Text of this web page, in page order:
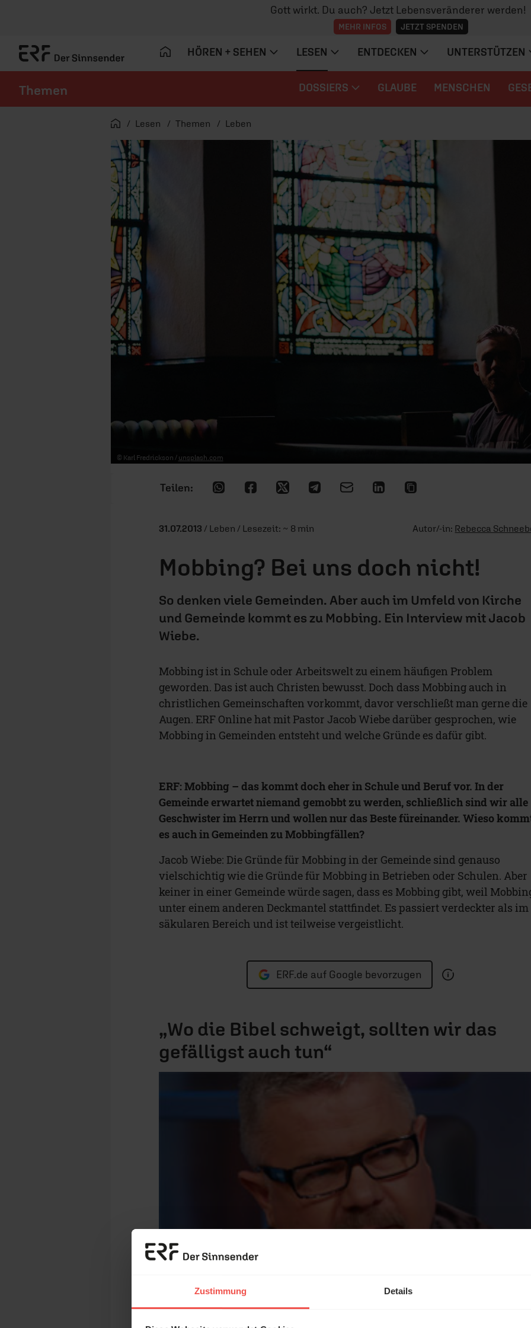
Zustimmung Details
Gott wirkt. Du auch? Jetzt Lebensveränderer werden!
MEHR INFOS JETZT SPENDEN
HÖREN + SEHEN LESEN ENTDECKEN UNTERSTÜTZEN
Themen DOSSIERS GLAUBE MENSCHEN
Startseite
Lesen Themen Leben
© Karl Fredrickson / unsplash.com
31.07.2013 / Leben / Lesezeit: ~ 8 min Autor/-in: Rebecca
Mobbing? Bei uns doch nicht!
So denken viele Gemeinden. Aber auch im Umfeld von Kirche
und Gemeinde kommt es zu Mobbing. Ein Interview mit Jacob
Wiebe.
Mobbing ist in Schule oder Arbeitswelt zu einem häufigen Problem
geworden. Das ist auch Christen bewusst. Doch dass Mobbing auch in
christlichen Gemeinschaften vorkommt, davor verschließt man gerne die
Augen. ERF Online hat mit Pastor Jacob Wiebe darüber gesprochen, wie
Mobbing in Gemeinden entsteht und welche Gründe es dafür gibt.
ERF: Mobbing – das kommt doch eher in Schule und Beruf vor. In der
Gemeinde erwartet niemand gemobbt zu werden, schließlich sind wir alle
Geschwister im Herrn und wollen nur das Beste füreinander. Wieso
es auch in Gemeinden zu Mobbingfällen?
Jacob Wiebe: Die Gründe für Mobbing in der Gemeinde sind genauso
vielschichtig wie die Gründe für Mobbing in Betrieben oder Schulen. Aber
keiner in einer Gemeinde würde sagen, dass es Mobbing gibt, weil
unter einem anderen Deckmantel stattfindet. Es passiert verdeckter als im
säkularen Bereich und ist teilweise vergeistlicht.
ERF.de auf Google bevorzugen
„Wo die Bibel schweigt, sollten wir das
gefälligst auch tun“
Jacob Wiebe ist Pastor der in Detmold. (Bild: ERF Medien)